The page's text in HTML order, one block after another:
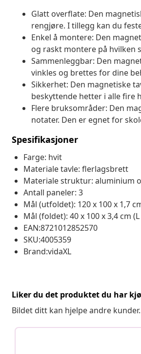
Glatt overflate: Den
rengjøre. I tillegg kan du
Enkel å montere: Den
og raskt montere på hvilken
Sammenleggbar: Den
vinkles og brettes for dine
Sikkerhet: Den magnetiske
beskyttende hetter i alle fire
Flere bruksområder: Den
notater. Den er egnet for
Spesifikasjoner
Farge: hvit
Materiale tavle: flerlagsbrett
Materiale struktur: aluminium
Antall paneler: 3
Mål (utfoldet): 120 x 100 x 1,7
Mål (foldet): 40 x 100 x 3,4 cm (L
EAN:8721012852570
SKU:4005359
Brand:vidaXL
Liker du det produktet du har
Bildet ditt kan hjelpe andre